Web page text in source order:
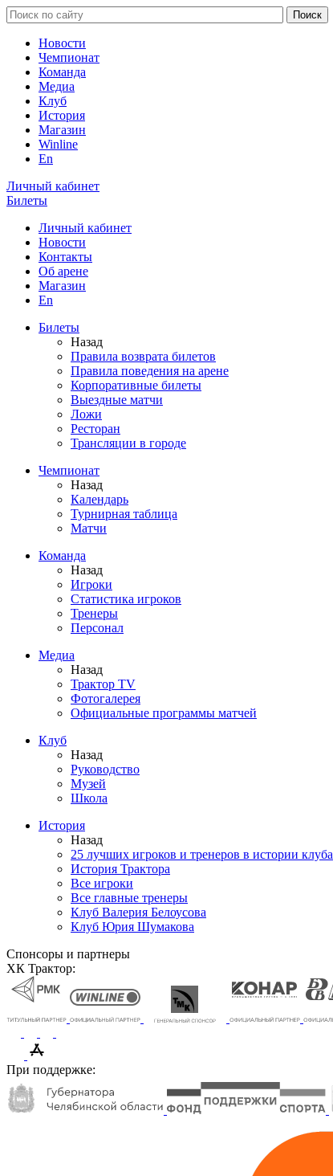
Новости
Чемпионат
Команда
Медиа
Клуб
История
Магазин
Winline
En
Личный кабинет
Билеты
Личный кабинет
Новости
Контакты
Об арене
Магазин
En
Билеты
Назад
Правила возврата билетов
Правила поведения на арене
Корпоративные билеты
Выездные матчи
Ложи
Ресторан
Трансляции в городе
Чемпионат
Назад
Календарь
Турнирная таблица
Матчи
Команда
Назад
Игроки
Статистика игроков
Тренеры
Персонал
Медиа
Назад
Трактор TV
Фотогалерея
Официальные программы матчей
Клуб
Назад
Руководство
Музей
Школа
История
Назад
25 лучших игроков и тренеров в истории клуба
История Трактора
Все игроки
Все главные тренеры
Клуб Валерия Белоусова
Клуб Юрия Шумакова
Спонсоры и партнеры
ХК Трактор:
При поддержке: